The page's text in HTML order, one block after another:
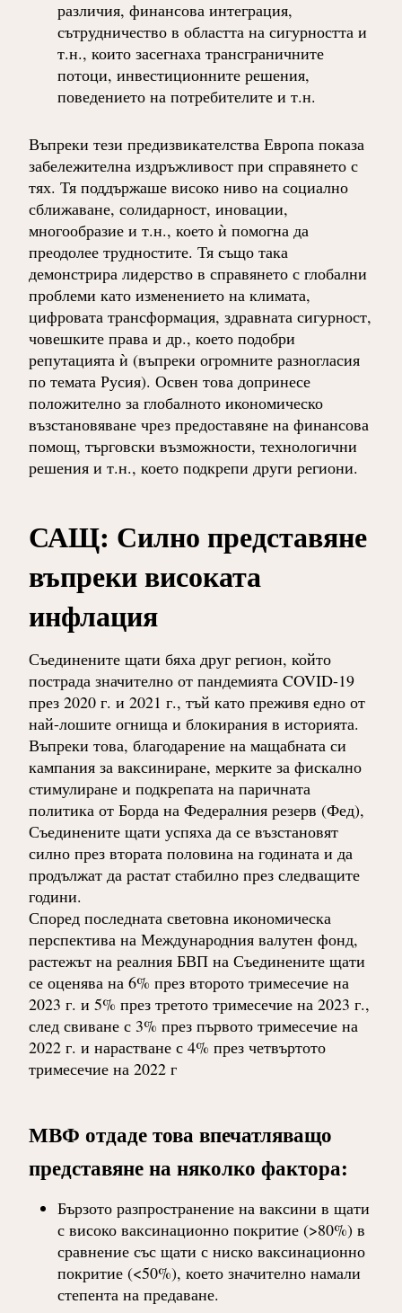
различия, финансова интеграция,
сътрудничество в областта на сигурността и
т.н., които засегнаха трансграничните
потоци, инвестиционните решения,
поведението на потребителите и т.н.
Въпреки тези предизвикателства Европа показа
забележителна издръжливост при справянето с
тях. Тя поддържаше високо ниво на социално
сближаване, солидарност, иновации,
многообразие и т.н., което ѝ помогна да
преодолее трудностите. Тя също така
демонстрира лидерство в справянето с глобални
проблеми като изменението на климата,
цифровата трансформация, здравната сигурност,
човешките права и др., което подобри
репутацията ѝ (въпреки огромните разногласия
по темата Русия). Освен това допринесе
положително за глобалното икономическо
възстановяване чрез предоставяне на финансова
помощ, търговски възможности, технологични
решения и т.н., което подкрепи други региони.
САЩ: Силно представяне
въпреки високата
инфлация
Съединените щати бяха друг регион, който
пострада значително от пандемията COVID-19
през 2020 г. и 2021 г., тъй като преживя едно от
най-лошите огнища и блокирания в историята.
Въпреки това, благодарение на мащабната си
кампания за ваксиниране, мерките за фискално
стимулиране и подкрепата на паричната
политика от Борда на Федералния резерв (Фед),
Съединените щати успяха да се възстановят
силно през втората половина на годината и да
продължат да растат стабилно през следващите
години.
Според последната световна икономическа
перспектива на Международния валутен фонд,
растежът на реалния БВП на Съединените щати
се оценява на 6% през второто тримесечие на
2023 г. и 5% през третото тримесечие на 2023 г.,
след свиване с 3% през първото тримесечие на
2022 г. и нарастване с 4% през четвъртото
тримесечие на 2022 г
МВФ отдаде това впечатляващо
представяне на няколко фактора:
Бързото разпространение на ваксини в щати
с високо ваксинационно покритие (>80%) в
сравнение със щати с ниско ваксинационно
покритие (<50%), което значително намали
степента на предаване.